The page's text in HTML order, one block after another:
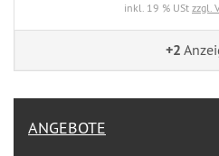
inkl. 19 % USt zzgl.
+2
ANGEBOTE